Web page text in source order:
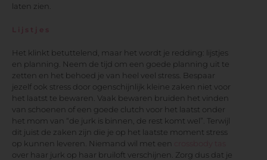
laten zien.
Lijstjes
Het klinkt betuttelend, maar het wordt je redding: lijstjes
en planning. Neem de tijd om een goede planning uit te
zetten en het behoed je van heel veel stress. Bespaar
jezelf ook stress door ogenschijnlijk kleine zaken niet voor
het laatst te bewaren. Vaak bewaren bruiden het vinden
van schoenen of een goede clutch voor het laatst onder
het mom van “de jurk is binnen, de rest komt wel”. Terwijl
dit juist de zaken zijn die je op het laatste moment stress
op kunnen leveren. Niemand wil met een
crossbody tas
over haar jurk op haar bruiloft verschijnen. Zorg dus dat je